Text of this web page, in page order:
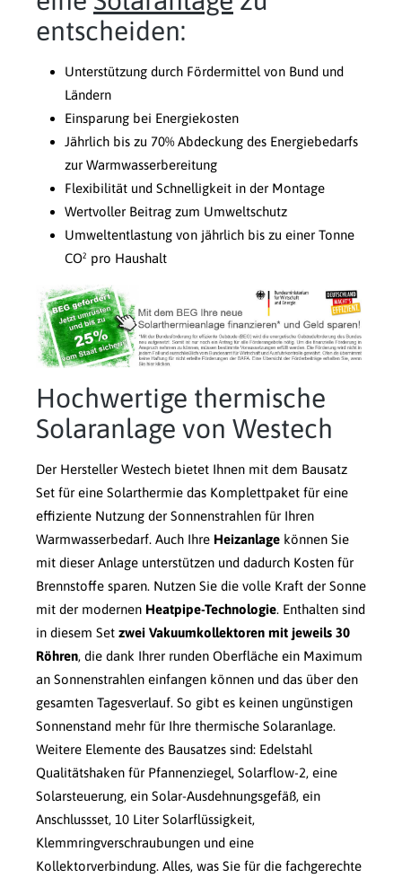
entscheiden:
Unterstützung durch Fördermittel von Bund und
Ländern
Einsparung bei Energiekosten
Jährlich bis zu 70% Abdeckung des Energiebedarfs
zur Warmwasserbereitung
Flexibilität und Schnelligkeit in der Montage
Wertvoller Beitrag zum Umweltschutz
Umweltentlastung von jährlich bis zu einer Tonne
CO² pro Haushalt
Hochwertige thermische
Solaranlage von Westech
Der Hersteller Westech bietet Ihnen mit dem Bausatz
Set für eine Solarthermie das Komplettpaket für eine
effiziente Nutzung der Sonnenstrahlen für Ihren
Warmwasserbedarf. Auch Ihre Heizanlage können Sie
mit dieser Anlage unterstützen und dadurch Kosten für
Brennstoffe sparen. Nutzen Sie die volle Kraft der Sonne
mit der modernen Heatpipe-Technologie. Enthalten sind
in diesem Set zwei Vakuumkollektoren mit jeweils 30
Röhren, die dank Ihrer runden Oberfläche ein Maximum
an Sonnenstrahlen einfangen können und das über den
gesamten Tagesverlauf. So gibt es keinen ungünstigen
Sonnenstand mehr für Ihre thermische Solaranlage.
Weitere Elemente des Bausatzes sind: Edelstahl
Qualitätshaken für Pfannenziegel, Solarflow-2, eine
Solarsteuerung, ein Solar-Ausdehnungsgefäß, ein
Anschlussset, 10 Liter Solarflüssigkeit,
Klemmringverschraubungen und eine
Kollektorverbindung. Alles, was Sie für die fachgerechte